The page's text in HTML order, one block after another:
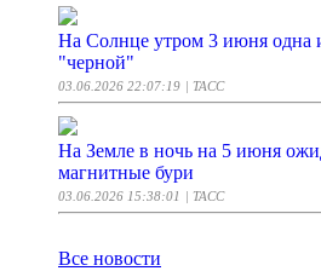
На Солнце утром 3 июня одна
"черной"
03.06.2026 22:07:19 | ТАСС
На Земле в ночь на 5 июня
магнитные бури
03.06.2026 15:38:01 | ТАСС
Все новости